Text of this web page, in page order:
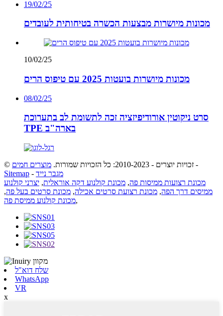
19/02/25
מכונות מיושרות מבצעות הכשרה בטיחותית לעובדים
10/02/25
מכונות מיושרות בועטות 2025 עם טיפוס הרים
08/02/25
סרט ניקוטין אורודיפיזציה זכה לתשומת לב בתערוכת
TPE בארה"ב
© זכויות יוצרים - 2010-2023: כל הזכויות שמורות. מוצרים חמים
-
Sitemap - מגבר נייד
מכונת רצועות ממיסות פה, מכונת קולנוע דקה אוראלית, יצרני קולנוע
ממיסים דרך הפה, מכונת רצועת סרטים אכילה, מכונת סרטים בעל פה,
מכונת קולנוע ממיסת פה,
שלח דוא"ל
WhatsApp
VR
x